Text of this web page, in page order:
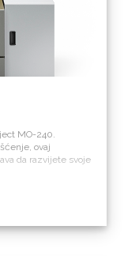
MO-240.
ovaj
da razvijete svoje